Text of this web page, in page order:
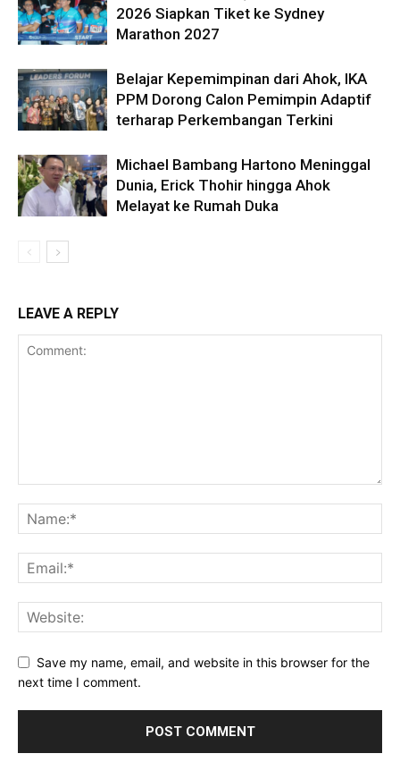
2026 Siapkan Tiket ke Sydney
Marathon 2027
Belajar Kepemimpinan dari Ahok, IKA
PPM Dorong Calon Pemimpin Adaptif
terharap Perkembangan Terkini
Michael Bambang Hartono Meninggal
Dunia, Erick Thohir hingga Ahok
Melayat ke Rumah Duka
LEAVE A REPLY
Save my name, email, and website in this browser for the
next time I comment.